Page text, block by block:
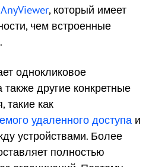
AnyViewer, который имеет
чем встроенные
однокликовое
другие конкретные
такие как
удаленного доступа и
устройствами. Более
полностью